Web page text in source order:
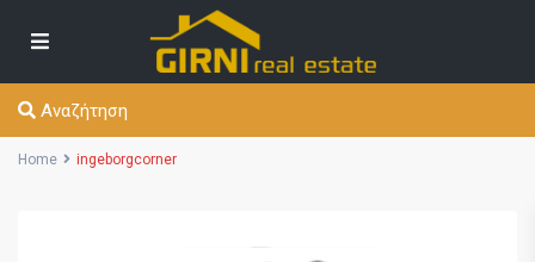
Αναζήτηση
Home ingeborgcorner